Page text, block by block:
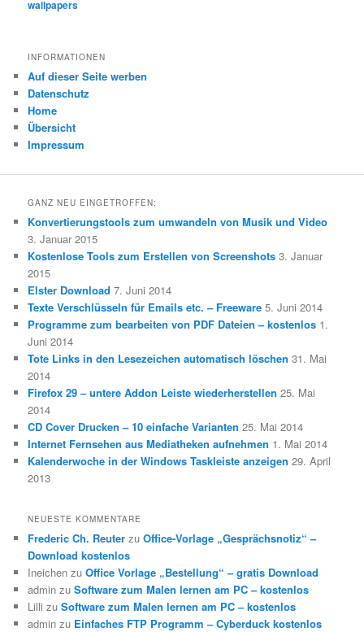
wallpapers
INFORMATIONEN
Auf dieser Seite werben
Datenschutz
Home
Übersicht
Impressum
GANZ NEU EINGETROFFEN:
Konvertierungstools zum umwandeln von Musik und Video
3. Januar 2015
Kostenlose Tools zum Erstellen von Screenshots 3. Januar
2015
Elster Download 7. Juni 2014
Texte Verschlüsseln für Emails etc. – Freeware 5. Juni 2014
Programme zum bearbeiten von PDF Dateien – kostenlos 1.
Juni 2014
Tote Links in den Lesezeichen automatisch löschen 31. Mai
2014
Firefox 29 – untere Addon Leiste wiederherstellen 25. Mai
2014
CD Cover Drucken – 10 einfache Varianten 25. Mai 2014
Internet Fernsehen aus Mediatheken aufnehmen 1. Mai 2014
Kalenderwoche in der Windows Taskleiste anzeigen 29. April
2013
NEUESTE KOMMENTARE
Frederic Ch. Reuter zuOffice-Vorlage „Gesprächsnotiz“ –
Download kostenlos
Ineichen zuOffice Vorlage „Bestellung“ – gratis Download
admin zuSoftware zum Malen lernen am PC – kostenlos
Lilli zuSoftware zum Malen lernen am PC – kostenlos
admin zu Einfaches FTP Programm – Cyberduck kostenlos